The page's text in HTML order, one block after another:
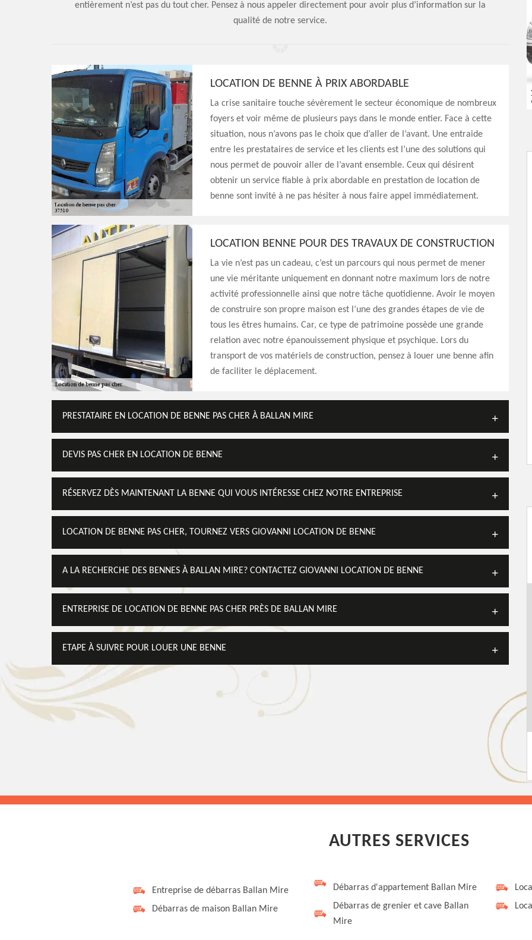
entièrement n’est pas du tout cher. Pensez à nous appeler directement pour avoir plus d’information sur la
qualité de notre service.
LOCATION DE BENNE À PRIX ABORDABLE
La crise sanitaire touche sévèrement le secteur économique de nombreux
foyers et voir même de plusieurs pays dans le monde entier. Face à cette
situation, nous n’avons pas le choix que d’aller de l’avant. Une entraide
entre les prestataires de service et les clients est l’une des solutions qui
nous permet de pouvoir aller de l’avant ensemble. Ceux qui désirent
obtenir un service fiable à prix abordable en prestation de location de
benne sont invité à ne pas hésiter à nous faire appel immédiatement.
LOCATION BENNE POUR DES TRAVAUX DE CONSTRUCTION
La vie n’est pas un cadeau, c’est un parcours qui nous permet de mener
une vie méritante uniquement en donnant notre maximum lors de notre
activité professionnelle ainsi que notre tâche quotidienne. Avoir le moyen
de construire son propre maison est l’une des grandes étapes de vie de
tous les êtres humains. Car, ce type de patrimoine possède une grande
relation avec notre épanouissement physique et psychique. Lors du
transport de vos matériels de construction, pensez à louer une benne afin
de faciliter le déplacement.
PRESTATAIRE EN LOCATION DE BENNE PAS CHER À BALLAN MIRE
DEVIS PAS CHER EN LOCATION DE BENNE
RÉSERVEZ DÈS MAINTENANT LA BENNE QUI VOUS INTÉRESSE CHEZ NOTRE ENTREPRISE
LOCATION DE BENNE PAS CHER, TOURNEZ VERS GIOVANNI LOCATION DE BENNE
A LA RECHERCHE DES BENNES À BALLAN MIRE? CONTACTEZ GIOVANNI LOCATION DE BENNE
ENTREPRISE DE LOCATION DE BENNE PAS CHER PRÈS DE BALLAN MIRE
ETAPE À SUIVRE POUR LOUER UNE BENNE
AUTRES SERVICES
Entreprise de débarras Ballan Mire
Débarras de maison Ballan Mire
Débarras d'appartement Ballan Mire
Débarras de grenier et cave Ballan
Mire